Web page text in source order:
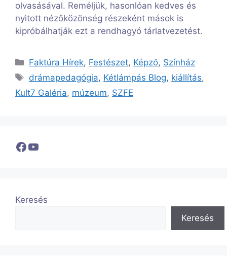
olvasásával. Reméljük, hasonlóan kedves és
nyitott nézőközönség részeként mások is
kipróbálhatják ezt a rendhagyó tárlatvezetést.
Kategória
Faktúra Hírek, Festészet, Képző, Színház
Címkék
drámapedagógia, Kétlámpás Blog, kiállítás,
Kult7 Galéria, múzeum, SZFE
Facebook
YouTube
Keresés
Keresés